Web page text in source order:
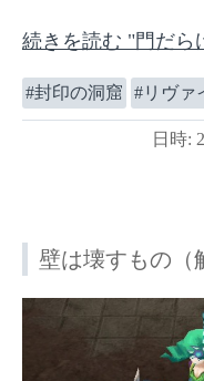
続きを読む "門だら
封印の洞窟 リヴァ
日時:
壁は壊すもの（